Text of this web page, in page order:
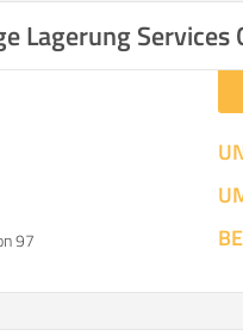
Lagerung Services
97